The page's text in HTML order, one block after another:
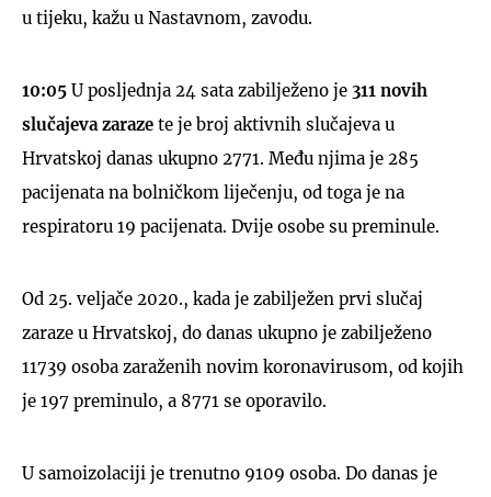
u tijeku, kažu u Nastavnom, zavodu.
10:05 U posljednja 24 sata zabilježeno je 311 novih
slučajeva zaraze te je broj aktivnih slučajeva u
Hrvatskoj danas ukupno 2771. Među njima je 285
pacijenata na bolničkom liječenju, od toga je na
respiratoru 19 pacijenata. Dvije osobe su preminule.
Od 25. veljače 2020., kada je zabilježen prvi slučaj
zaraze u Hrvatskoj, do danas ukupno je zabilježeno
11739 osoba zaraženih novim koronavirusom, od kojih
je 197 preminulo, a 8771 se oporavilo.
U samoizolaciji je trenutno 9109 osoba. Do danas je